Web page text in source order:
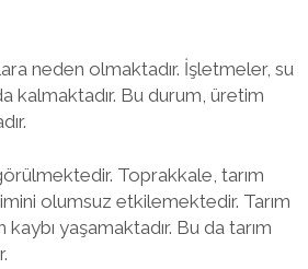
neden olmaktadır. İşletmeler, su
kalmaktadır. Bu durum, üretim
Toprakkale, tarım
olumsuz etkilemektedir. Tarım
yaşamaktadır. Bu da tarım